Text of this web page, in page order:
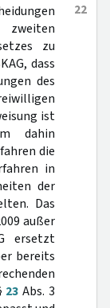
22
zu
dass
des
ist
dahin
die
in
der
Das
außer
ersetzt
bereits
23 Abs. 3